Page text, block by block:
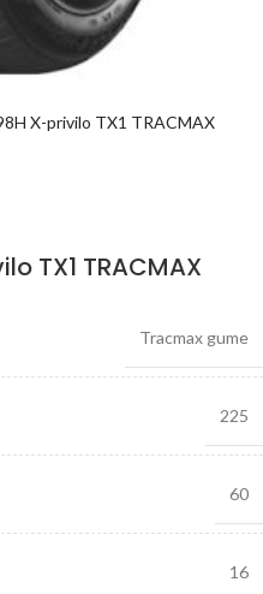
X-privilo TX1 TRACMAX
TX1 TRACMAX
Tracmax gume
225
60
16